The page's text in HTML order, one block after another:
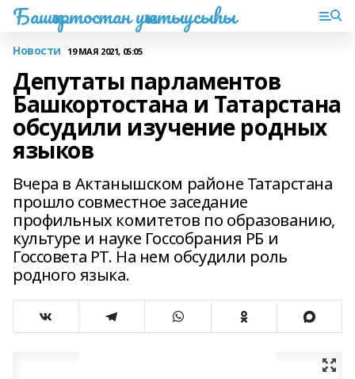
Башҡортостан уҡытыусыһы
Новости 19 МАЯ 2021, 05:05
Депутаты парламентов
Башкортостана и Татарстана
обсудили изучение родных
языков
Вчера в Актанышском районе Татарстана
прошло совместное заседание
профильных комитетов по образованию,
культуре и науке Госсобрания РБ и
Госсовета РТ. На нем обсудили роль
родного языка.